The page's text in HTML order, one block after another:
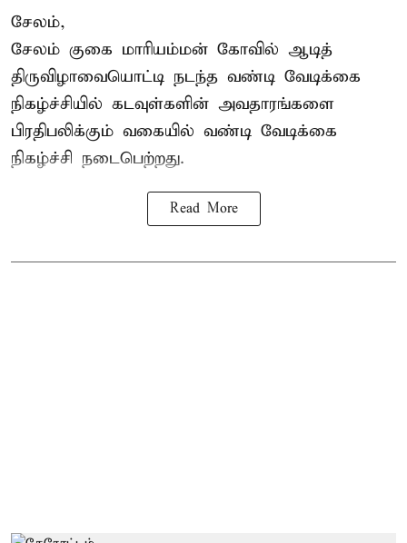
சேலம்,
சேலம் குகை மாரியம்மன் கோவில் ஆடித்
திருவிழாவையொட்டி நடந்த வண்டி வேடிக்கை
நிகழ்ச்சியில் கடவுள்களின் அவதாரங்களை
பிரதிபலிக்கும் வகையில் வண்டி வேடிக்கை
நிகழ்ச்சி நடைபெற்றது.
Read More